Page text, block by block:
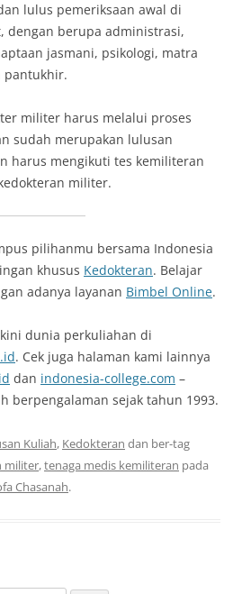
lulus pemeriksaan awal di
dengan berupa administrasi,
jasmani, psikologi, matra
pantukhir.
militer harus melalui proses
sudah merupakan lulusan
harus mengikuti tes kemiliteran
militer.
pilihanmu bersama Indonesia
khusus Kedokteran. Belajar
adanya layanan Bimbel Online.
dunia perkuliahan di
. Cek juga halaman kami lainnya
dan indonesia-college.com –
berpengalaman sejak tahun 1993.
Kuliah, Kedokteran dan ber-tag
militer,tenaga medis kemiliteran pada
Chasanah.